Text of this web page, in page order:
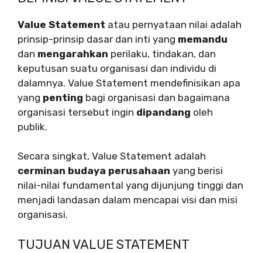
Value Statement atau pernyataan nilai adalah
prinsip-prinsip dasar dan inti yang memandu
dan mengarahkan perilaku, tindakan, dan
keputusan suatu organisasi dan individu di
dalamnya. Value Statement mendefinisikan apa
yang penting bagi organisasi dan bagaimana
organisasi tersebut ingin dipandang oleh
publik.
Secara singkat, Value Statement adalah
cerminan budaya perusahaan yang berisi
nilai-nilai fundamental yang dijunjung tinggi dan
menjadi landasan dalam mencapai visi dan misi
organisasi.
TUJUAN VALUE STATEMENT